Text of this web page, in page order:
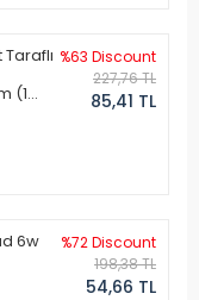
(1
%63 Discount
227,76 TL
85,41 TL
6w
%72 Discount
198,38 TL
54,66 TL